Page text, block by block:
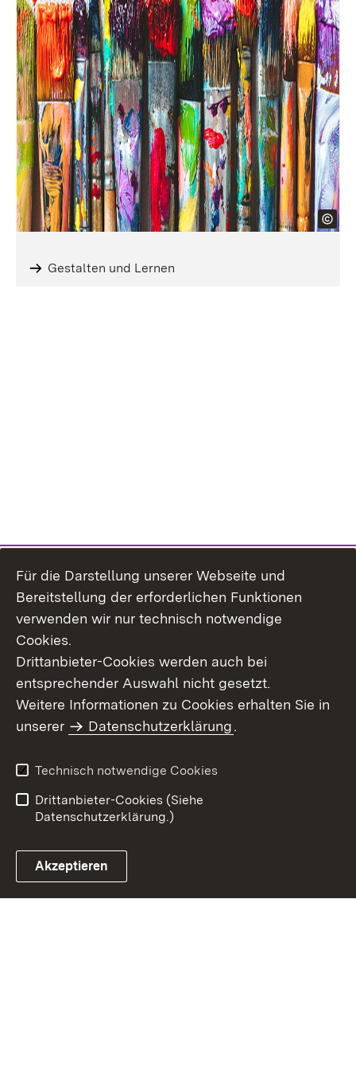
Gestalten und Lernen
Benutzungshinweise
Erklärung zur
Für die Darstellung unserer Webseite und
Bereitstellung der erforderlichen Funktionen
verwenden wir nur technisch notwendige
Cookies.
Drittanbieter-Cookies werden auch bei
entsprechender Auswahl nicht gesetzt.
Weitere Informationen zu Cookies erhalten Sie in
unserer
Datenschutzerklärung.
Technisch notwendige Cookies
Drittanbieter-Cookies (Siehe
Datenschutzerklärung.)
Akzeptieren